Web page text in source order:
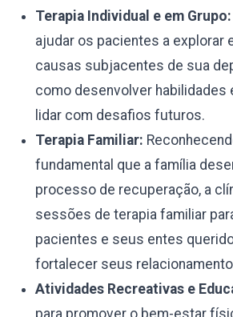
Terapia Individual e em Grupo:
ajudar os pacientes a explorar
causas subjacentes de sua
como desenvolver habilidades
lidar com desafios futuros.
Terapia Familiar:
fundamental que a família
processo de recuperação, a
sessões de terapia familiar
pacientes e seus entes
fortalecer seus
Atividades Recreativas e
para promover o bem-estar